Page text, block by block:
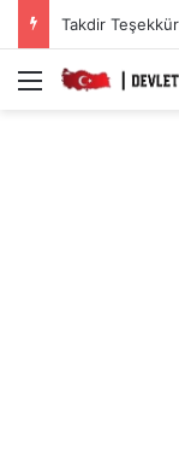
Takdir
Menü